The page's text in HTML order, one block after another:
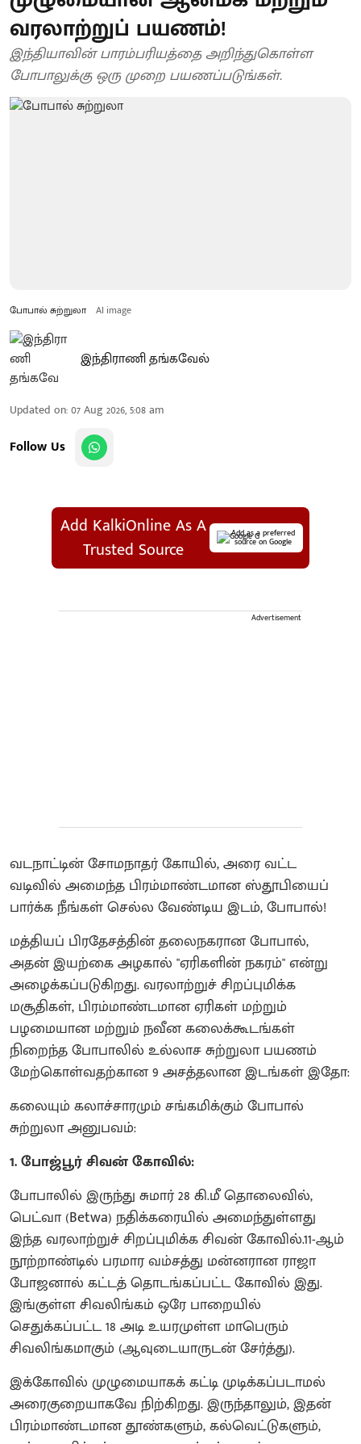
வரலாற்றுப் பயணம்!
இந்தியாவின் பாரம்பரியத்தை அறிந்துகொள்ள
போபாலுக்கு ஒரு முறை பயணப்படுங்கள்.
போபால் சுற்றுலா AI image
இந்திராணி தங்கவேல்
Updated on:07 Aug 2026, 5:08 am
Follow Us
Add KalkiOnline As A
Trusted Source
Add as a preferred
source on Google
Advertisement
வடநாட்டின் சோமநாதர் கோயில், அரை வட்ட
வடிவில் அமைந்த பிரம்மாண்டமான ஸ்தூபியைப்
பார்க்க நீங்கள் செல்ல வேண்டிய இடம், போபால்!
மத்தியப் பிரதேசத்தின் தலைநகரான போபால்,
அதன் இயற்கை அழகால் "ஏரிகளின் நகரம்" என்று
அழைக்கப்படுகிறது. வரலாற்றுச் சிறப்புமிக்க
மசூதிகள், பிரம்மாண்டமான ஏரிகள் மற்றும்
பழமையான மற்றும் நவீன கலைக்கூடங்கள்
நிறைந்த போபாலில் உல்லாச சுற்றுலா பயணம்
மேற்கொள்வதற்கான 9 அசத்தலான இடங்கள் இதோ:
கலையும் கலாச்சாரமும் சங்கமிக்கும் போபால்
சுற்றுலா அனுபவம்:
1. போஜ்பூர் சிவன் கோவில்:
போபாலில் இருந்து சுமார் 28 கி.மீ தொலைவில்,
பெட்வா (Betwa) நதிக்கரையில் அமைந்துள்ளது
இந்த வரலாற்றுச் சிறப்புமிக்க சிவன் கோவில்.11-ஆம்
நூற்றாண்டில் பரமார வம்சத்து மன்னரான ராஜா
போஜனால் கட்டத் தொடங்கப்பட்ட கோவில் இது.
இங்குள்ள சிவலிங்கம் ஒரே பாறையில்
செதுக்கப்பட்ட 18 அடி உயரமுள்ள மாபெரும்
சிவலிங்கமாகும் (ஆவுடையாருடன் சேர்த்து).
இக்கோவில் முழுமையாகக் கட்டி முடிக்கப்படாமல்
அரைகுறையாகவே நிற்கிறது. இருந்தாலும், இதன்
பிரம்மாண்டமான தூண்களும், கல்வெட்டுகளும்,